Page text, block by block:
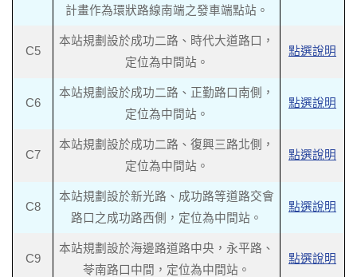
計畫作為環狀路線南端之發車端點站。
C5
本站規劃設於成功二路、時代大道路口，
定位為中間站。
點選說明
C6
本站規劃設於成功二路、正勤路口南側，
定位為中間站。
點選說明
C7
本站規劃設於成功二路、復興三路北側，
定位為中間站。
點選說明
C8
本站規劃設於新光路、成功路等道路交會
路口之成功路西側，定位為中間站。
點選說明
C9
本站規劃設於海邊路道路中央，永平路、
苓南路口中間，定位為中間站。
點選說明